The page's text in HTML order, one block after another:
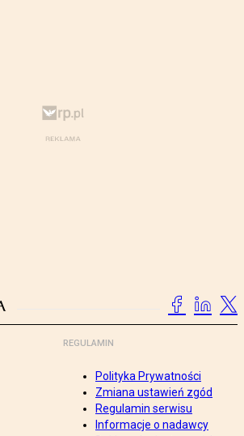
REGULAMIN
Polityka Prywatności
Zmiana ustawień zgód
Regulamin serwisu
Informacje o nadawcy